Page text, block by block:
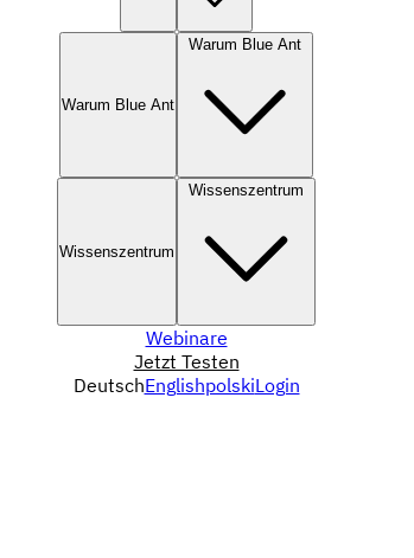
Warum Blue Ant
Warum Blue Ant
Wissenszentrum
Wissenszentrum
Webinare
Jetzt Testen
DeutschEnglishpolskiLogin